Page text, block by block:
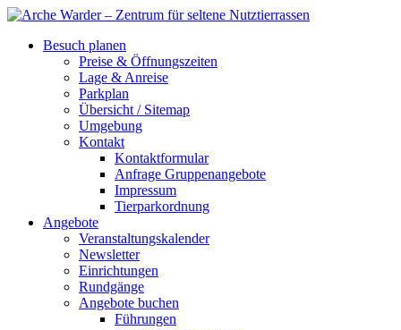
Besuch planen
Preise & Öffnungszeiten
Lage & Anreise
Parkplan
Übersicht / Sitemap
Umgebung
Kontakt
Kontaktformular
Anfrage Gruppenangebote
Impressum
Tierparkordnung
Angebote
Veranstaltungskalender
Newsletter
Einrichtungen
Rundgänge
Angebote buchen
Führungen